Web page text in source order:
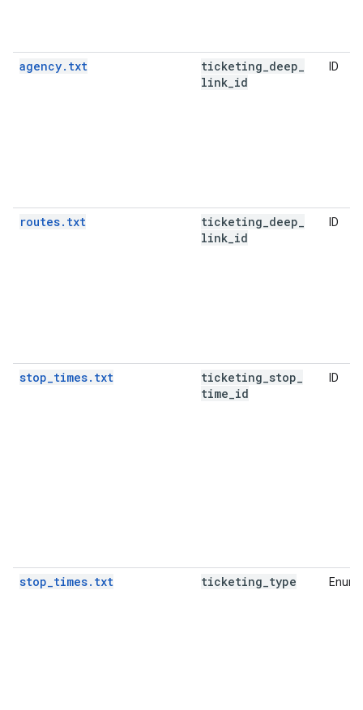
agency.txt ticketing deep
link id
ID
routes.txt ticketing deep
link id
ID
stop_times.txt ticketing stop
time id
ID
stop_times.txt ticketing type Enum